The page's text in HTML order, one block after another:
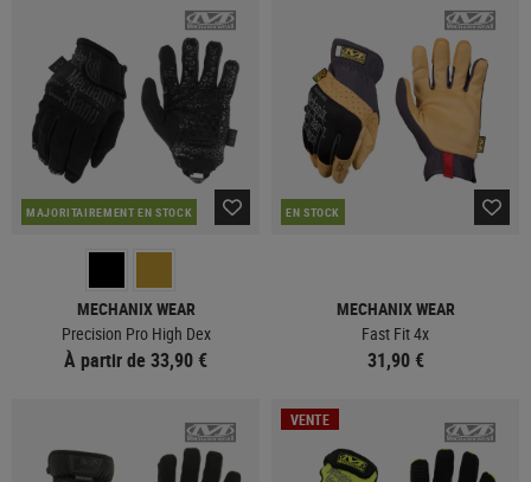
MAJORITAIREMENT EN STOCK
MECHANIX WEAR
Precision Pro High Dex
À partir de 33,90 €
EN STOCK
MECHANIX WEAR
Fast Fit 4x
31,90 €
VENTE